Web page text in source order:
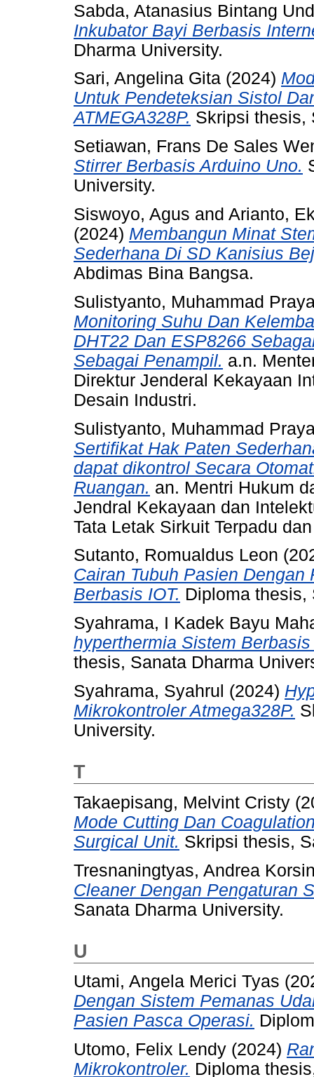
Sabda, Atanasius Bintang
Inkubator Bayi Berbasis
Dharma University.
Sari, Angelina Gita (2024)
Untuk Pendeteksian Sistol
ATMEGA328P. Skripsi thesis,
Setiawan, Frans De Sales
Stirrer Berbasis Arduino Uno.
University.
Siswoyo, Agus and Arianto,
(2024) Membangun Minat
Sederhana Di SD Kanisius
Abdimas Bina Bangsa.
Sulistyanto, Muhammad
Monitoring Suhu Dan
DHT22 Dan ESP8266
Sebagai Penampil. a.n.
Direktur Jenderal Kekayaan
Desain Industri.
Sulistyanto, Muhammad
Sertifikat Hak Paten
dapat dikontrol Secara
Ruangan. an. Mentri Hukum
Jendral Kekayaan dan
Tata Letak Sirkuit Terpadu
Sutanto, Romualdus Leon
Cairan Tubuh Pasien
Berbasis IOT. Diploma thesis,
Syahrama, I Kadek Bayu
hyperthermia Sistem
thesis, Sanata Dharma
Syahrama, Syahrul (2024)
Mikrokontroler Atmega328P.
University.
T
Takaepisang, Melvint Cristy
Mode Cutting Dan
Surgical Unit. Skripsi thesis,
Tresnaningtyas, Andrea
Cleaner Dengan Pengaturan
Sanata Dharma University.
U
Utami, Angela Merici Tyas
Dengan Sistem Pemanas
Pasien Pasca Operasi.
Utomo, Felix Lendy (2024)
Mikrokontroler. Diploma